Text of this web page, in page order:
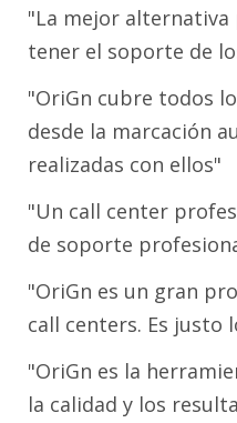
"La mejor
tener el soporte de
"OriGn cubre todos
desde la marcación
realizadas con ellos"
"Un call center
de soporte
"OriGn es un gran
call centers. Es justo
"OriGn es la
la calidad y los